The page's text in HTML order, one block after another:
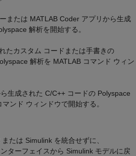
または MATLAB Coder アプリから生成
解析を開始する。
たカスタム コードまたは手書きの
解析を MATLAB コマンド ウィン
生成された C/C++ コードの Polyspace
ンド ウィンドウで開始する。
たは Simulink を統合せずに、
ターフェイスから Simulink モデルに戻